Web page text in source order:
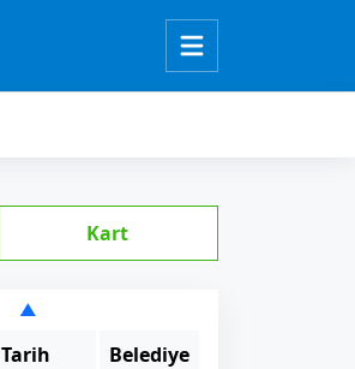
Kart
▲
Tarih Belediye